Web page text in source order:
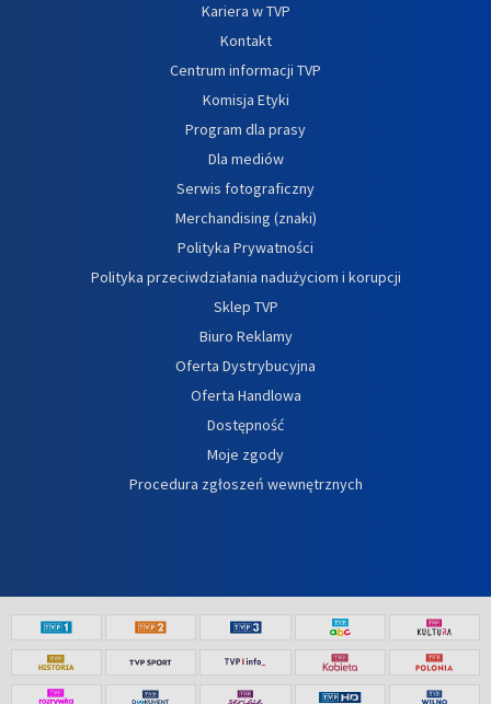
Kariera w TVP
Kontakt
Centrum informacji TVP
Komisja Etyki
Program dla prasy
Dla mediów
Serwis fotograficzny
Merchandising (znaki)
Polityka Prywatności
Polityka przeciwdziałania nadużyciom i korupcji
Sklep TVP
Biuro Reklamy
Oferta Dystrybucyjna
Oferta Handlowa
Dostępność
Moje zgody
Procedura zgłoszeń wewnętrznych